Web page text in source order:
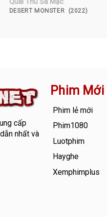
Quái Thú Sa Mạc
DESERT MONSTER (2022)
cấp
nhất và
Phim Mới
Phim lẻ mới
Phim1080
Luotphim
Hayghe
Xemphimplus